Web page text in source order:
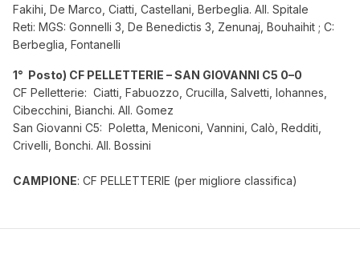
Fakihi, De Marco, Ciatti, Castellani, Berbeglia. All. Spitale
Reti: MGS: Gonnelli 3, De Benedictis 3, Zenunaj, Bouhaihit ; C:
Berbeglia, Fontanelli
1° Posto) CF PELLETTERIE – SAN GIOVANNI C5 0–0
CF Pelletterie: Ciatti, Fabuozzo, Crucilla, Salvetti, Iohannes,
Cibecchini, Bianchi. All. Gomez
San Giovanni C5: Poletta, Meniconi, Vannini, Calò, Redditi,
Crivelli, Bonchi. All. Bossini
CAMPIONE: CF PELLETTERIE (per migliore classifica)